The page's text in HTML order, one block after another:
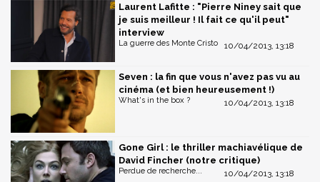
Laurent Lafitte : "Pierre Niney sait que
je suis meilleur ! Il fait ce qu'il peut"
interview
10/04/2013, 13:18
La guerre des Monte Cristo
Seven : la fin que vous n'avez pas vu au
cinéma (et bien heureusement !)
10/04/2013, 13:18
What's in the box ?
Gone Girl : le thriller machiavélique de
David Fincher (notre critique)
10/04/2013, 13:18
Perdue de recherche...